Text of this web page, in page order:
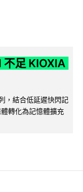
不足 KIOXIA
，結合低延遲快閃記
轉化為記憶體擴充